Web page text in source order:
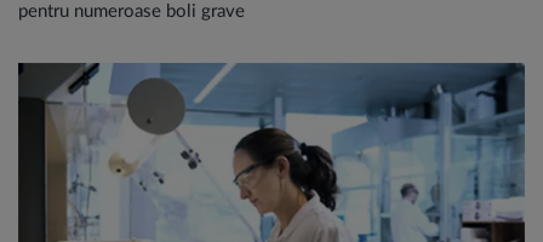
pentru numeroase boli grave